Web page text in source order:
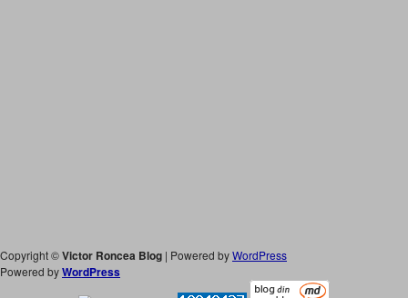
Copyright ©Victor Roncea Blog | Powered byWordPress
Powered byWordPress